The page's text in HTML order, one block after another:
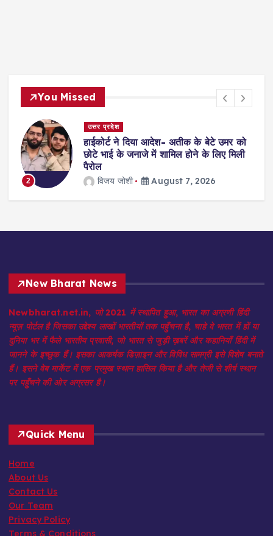
You Missed
2
उत्तर प्रदेश
हाईकोर्ट ने दिया आदेश- अतीक के बेटे उमर को
छोटे भाई के जनाजे में शामिल होने के लिए मिली
पैरोल
विजय जोशी August 7, 2026
New Bharat News
Newbharat.net.in, जो 2021 में स्थापित हुआ, भारत का अग्रणी हिंदी
न्यूज़ पोर्टल है जिसका उद्देश्य लाखों भारतीयों तक पहुँचना है, चाहे वे भारत में हों या
दुनिया भर में फैले भारतीय प्रवासी, जो भारत से जुड़ी ख़बरें और कहानियाँ हिंदी में
जानने के इच्छुक हैं। इसका आकर्षक डिज़ाइन और विविध सामग्री इसे विशेष बनाते
हैं। इसने वेब मार्केट में एक प्रमुख स्थान हासिल किया है और तेजी से शीर्ष स्थान
पर पहुँचने की ओर अग्रसर है।
Quick Menu
Home
About Us
Contact Us
Our Team
Privacy Policy
Terms & Conditions